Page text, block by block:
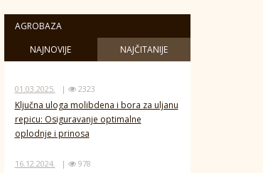
AGROBAZA
NAJNOVIJE
NAJČITANIJE
01.03.2025. | 2323
Ključna uloga molibdena i bora za uljanu
repicu: Osiguravanje optimalne
oplodnje i prinosa
16.12.2024. | 978